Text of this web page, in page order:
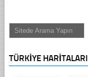
TÜRKIYE HARITALARI